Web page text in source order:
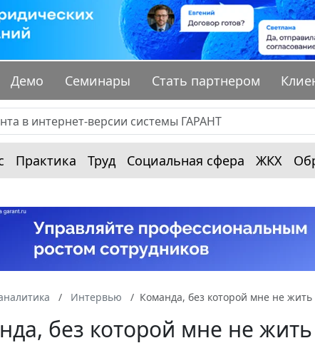
Демо Семинары Стать партнером
Практика Труд Социальная сфера ЖКХ
Интервью Команда, без которой мне не жить
без которой мне не жить